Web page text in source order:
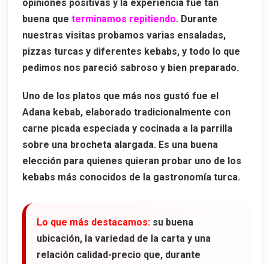
opiniones positivas y la experiencia fue tan
buena que terminamos repitiendo. Durante
nuestras visitas probamos varias ensaladas,
pizzas turcas y diferentes kebabs, y todo lo que
pedimos nos pareció sabroso y bien preparado.
Uno de los platos que más nos gustó fue el
Adana kebab, elaborado tradicionalmente con
carne picada especiada y cocinada a la parrilla
sobre una brocheta alargada. Es una buena
elección para quienes quieran probar uno de los
kebabs más conocidos de la gastronomía turca.
Lo que más destacamos: su buena
ubicación, la variedad de la carta y una
relación calidad-precio que, durante